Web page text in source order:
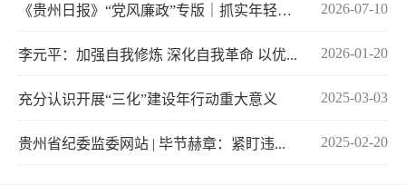
《贵州日报》“党风廉政”专版｜抓实年轻纪... 2026-07-10
李元平：加强自我修炼 深化自我革命 以优... 2026-01-20
充分认识开展“三化”建设年行动重大意义 2025-03-03
贵州省纪委监委网站 | 毕节赫章：紧盯违... 2025-02-20